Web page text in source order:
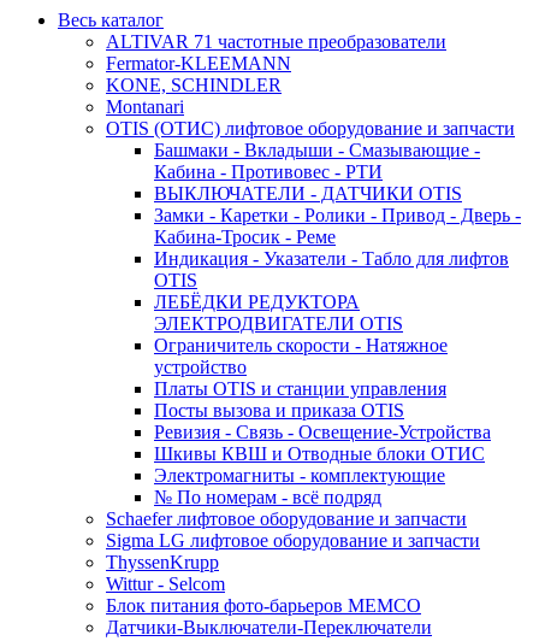
Весь каталог
ALTIVAR 71 частотные преобразователи
Fermator-KLEEMANN
KONE, SCHINDLER
Montanari
OTIS (ОТИС) лифтовое оборудование и запчасти
Башмаки - Вкладыши - Смазывающие -
Кабина - Противовес - РТИ
ВЫКЛЮЧАТЕЛИ - ДАТЧИКИ OTIS
Замки - Каретки - Ролики - Привод - Дверь -
Кабина-Тросик - Реме
Индикация - Указатели - Табло для лифтов
OTIS
ЛЕБЁДКИ РЕДУКТОРА
ЭЛЕКТРОДВИГАТЕЛИ OTIS
Ограничитель скорости - Натяжное
устройство
Платы OTIS и станции управления
Посты вызова и приказа OTIS
Ревизия - Связь - Освещение-Устройства
Шкивы КВШ и Отводные блоки ОТИС
Электромагниты - комплектующие
№ По номерам - всё подряд
Schaefer лифтовое оборудование и запчасти
Sigma LG лифтовое оборудование и запчасти
ThyssenKrupp
Wittur - Selcom
Блок питания фото-барьеров MEMCO
Датчики-Выключатели-Переключатели